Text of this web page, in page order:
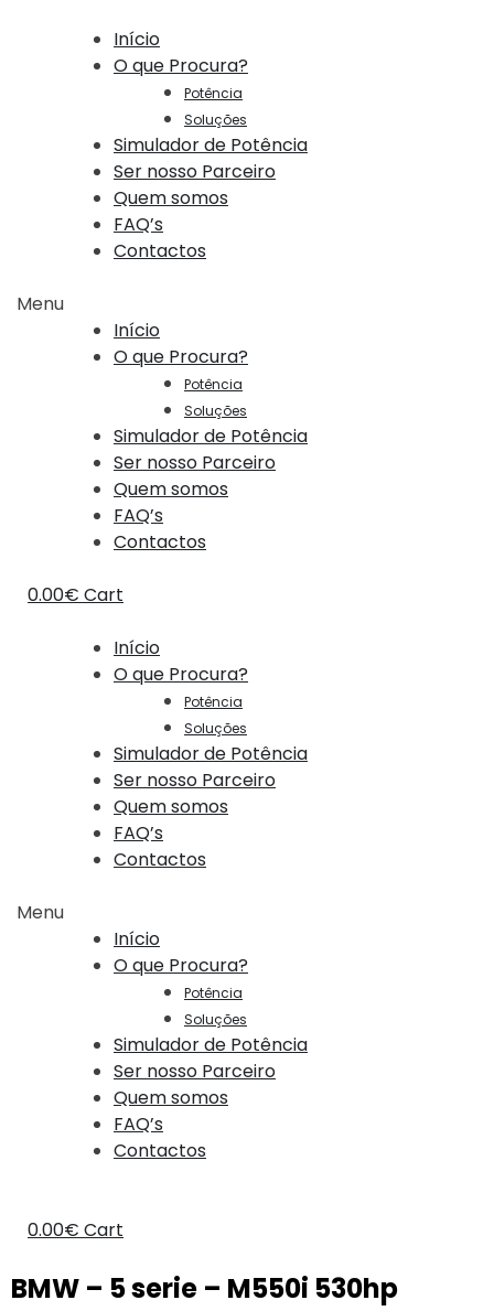
Início
O que Procura?
Potência
Soluções
Simulador de Potência
Ser nosso Parceiro
Quem somos
FAQ’s
Contactos
Menu
Início
O que Procura?
Potência
Soluções
Simulador de Potência
Ser nosso Parceiro
Quem somos
FAQ’s
Contactos
0.00€ Cart
Início
O que Procura?
Potência
Soluções
Simulador de Potência
Ser nosso Parceiro
Quem somos
FAQ’s
Contactos
Menu
Início
O que Procura?
Potência
Soluções
Simulador de Potência
Ser nosso Parceiro
Quem somos
FAQ’s
Contactos
0.00€ Cart
BMW – 5 serie – M550i 530hp